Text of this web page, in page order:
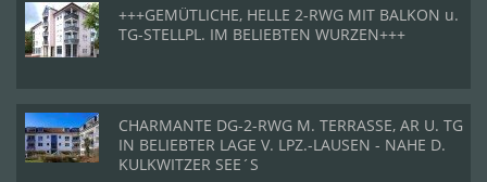
+++GEMÜTLICHE, HELLE 2-RWG MIT BALKON u.
TG-STELLPL. IM BELIEBTEN WURZEN+++
CHARMANTE DG-2-RWG M. TERRASSE, AR U. TG
IN BELIEBTER LAGE V. LPZ.-LAUSEN - NAHE D.
KULKWITZER SEE´S